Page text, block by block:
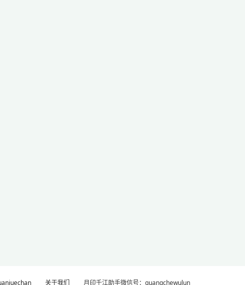
关于我们 月印千江助手微信号：guangchewulun